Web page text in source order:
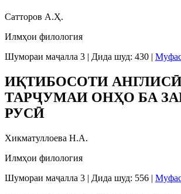
Сатторов А.Ҳ.
Илмҳои филология
Шумораи маҷалла 3 | Дида шуд: 430 |
ИҚТИБОСОТИ
ТАРҶУМАИ ОНҲО БА
РУСӢ
Хикматуллоева Н.А.
Илмҳои филология
Шумораи маҷалла 3 | Дида шуд: 556 |